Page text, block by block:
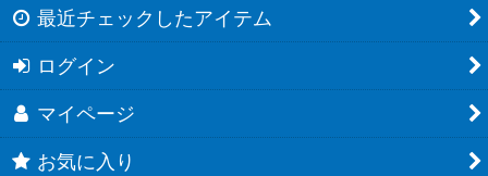
最近チェックしたアイテム
ログイン
マイページ
お気に入り